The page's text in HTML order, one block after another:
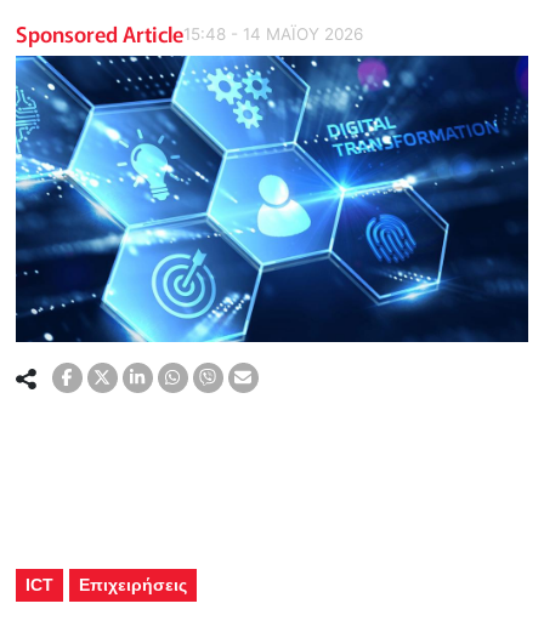
Sponsored Article15:48 - 14 ΜΑΪ́ΟΥ 2026
ICT Επιχειρήσεις